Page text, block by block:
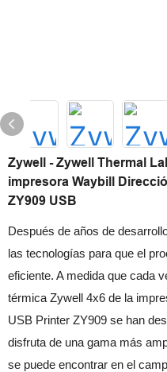
Zywell - Zywell Thermal
impresora Waybill
ZY909 USB
Después de años de
las tecnologías para que el
eficiente. A medida que cada
térmica Zywell 4x6 de la
USB Printer ZY909 se han
disfruta de una gama más
se puede encontrar en el